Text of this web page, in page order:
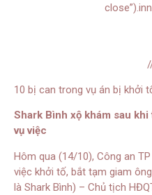
10 bị can trong vụ án bị khởi
Shark Bình xộ khám sau
vụ việc
Hôm qua (14/10), Công an
việc khởi tố, bắt tạm giam
là Shark Bình) – Chủ tịch